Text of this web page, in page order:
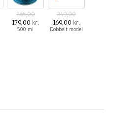
265,00
179,00 kr.
500 ml
249,00
169,00 kr.
Dobbelt model